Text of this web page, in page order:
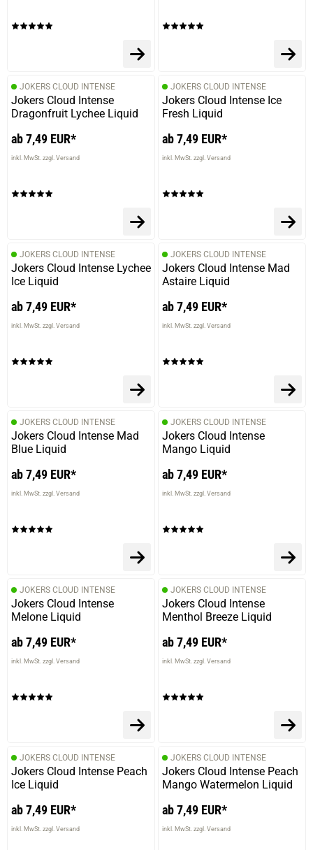
Trustedshops.de
verifizierter Onlinekauf.
Die Bewertung erfolgte ohne Abgabe eines Kommentars
Michael B.
verifizierter Onlinekauf.
Die Bewertung erfolgte ohne Abgabe eines Kommentars
Trustedshops.de
Steffi S.
Nikotinsalz kennt (und Berren + Frische mag) wird damit
03.03.2026 — via
Trustedshops.de
Kerstin H.
verifizierter Onlinekauf.
Die Bewertung erfolgte ohne Abgabe eines Kommentars
Trustedshops.de
verifizierter Onlinekauf.
Die Bewertung erfolgte ohne Abgabe eines Kommentars
Christian H.
verifizierter Onlinekauf.
05.02.2026 — via
Trustedshops.de
Michaela L.
JOKERS CLOUD INTENSE
Jokers Cloud Intense
Dragonfruit Lychee Liquid
ab 7,49 EUR*
inkl. MwSt. zzgl. Versand
JOKERS CLOUD INTENSE
Jokers Cloud Intense Ice
Fresh Liquid
ab 7,49 EUR*
inkl. MwSt. zzgl. Versand
JOKERS CLOUD INTENSE
Jokers Cloud Intense Lychee
Ice Liquid
ab 7,49 EUR*
inkl. MwSt. zzgl. Versand
JOKERS CLOUD INTENSE
Jokers Cloud Intense Mad
Astaire Liquid
ab 7,49 EUR*
inkl. MwSt. zzgl. Versand
JOKERS CLOUD INTENSE
Jokers Cloud Intense Mad
Blue Liquid
ab 7,49 EUR*
inkl. MwSt. zzgl. Versand
JOKERS CLOUD INTENSE
Jokers Cloud Intense
Mango Liquid
ab 7,49 EUR*
inkl. MwSt. zzgl. Versand
JOKERS CLOUD INTENSE
Jokers Cloud Intense
Melone Liquid
ab 7,49 EUR*
inkl. MwSt. zzgl. Versand
JOKERS CLOUD INTENSE
Jokers Cloud Intense
Menthol Breeze Liquid
ab 7,49 EUR*
inkl. MwSt. zzgl. Versand
JOKERS CLOUD INTENSE
Jokers Cloud Intense Peach
Ice Liquid
ab 7,49 EUR*
inkl. MwSt. zzgl. Versand
JOKERS CLOUD INTENSE
Jokers Cloud Intense Peach
Mango Watermelon Liquid
ab 7,49 EUR*
inkl. MwSt. zzgl. Versand